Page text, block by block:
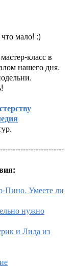
мало! :)
класс в
нашего дня.
Пино. Умеете ли
нужно
и Лида из